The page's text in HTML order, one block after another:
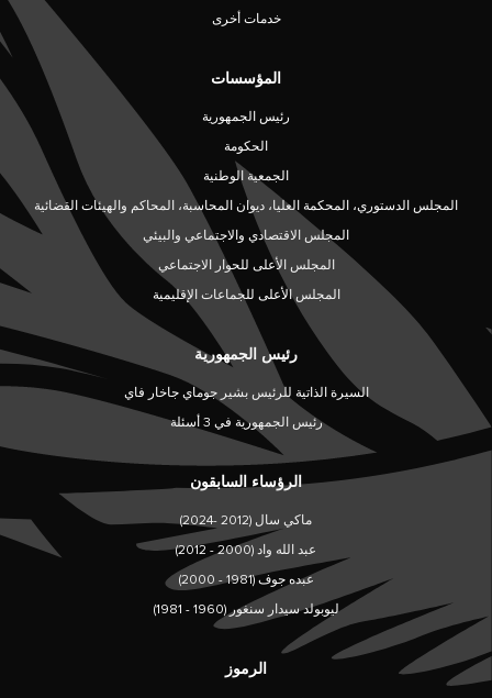
خدمات أخرى
المؤسسات
رئيس الجمهورية
الحكومة
الجمعية الوطنية
المجلس الدستوري، المحكمة العليا، ديوان المحاسبة، المحاكم والهيئات القضائية
المجلس الاقتصادي والاجتماعي والبيئي
المجلس الأعلى للحوار الاجتماعي
المجلس الأعلى للجماعات الإقليمية
رئيس الجمهورية
السيرة الذاتية للرئيس بشير جوماي جاخار فاي
رئيس الجمهورية في 3 أسئلة
الرؤساء السابقون
ماكي سال (2012 -2024)
عبد الله واد (2000 - 2012)
عبده جوف (1981 - 2000)
ليوبولد سيدار سنغور (1960 - 1981)
الرموز